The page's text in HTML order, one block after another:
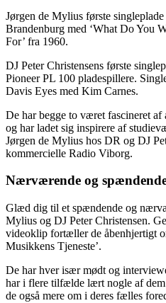
Jørgen de Mylius første
Brandenburg med ‘What Do You
For’ fra 1960.
DJ Peter Christensens første
Pioneer PL 100 pladespillere.
Davis Eyes med Kim Carnes.
De har begge to været fascineret
og har ladet sig inspirere af
Jørgen de Mylius hos DR og DJ
kommercielle Radio Viborg.
Nærværende og
Glæd dig til et spændende og
Mylius og DJ Peter Christensen.
videoklip fortæller de åbenhjertigt
Musikkens Tjeneste’.
De har hver især mødt og
har i flere tilfælde lært nogle af
de også mere om i deres fælles